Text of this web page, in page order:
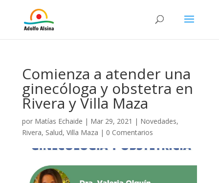
Comienza a atender una
ginecóloga y obstetra en
Rivera y Villa Maza
por Matías Echaide | Mar 29, 2021 | Novedades,
Rivera, Salud, Villa Maza | 0 Comentarios